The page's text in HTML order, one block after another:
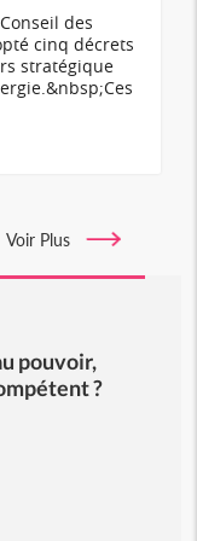
des
cinq décrets
stratégique
Voir Plus
pouvoir,
?